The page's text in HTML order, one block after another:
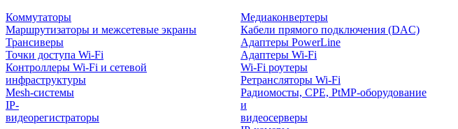
Коммутаторы
Маршрутизаторы и межсетевые экраны
Трансиверы
Медиаконвертеры
Кабели прямого подключения (DAC)
Адаптеры PowerLine
Точки доступа Wi-Fi
Контроллеры Wi-Fi и сетевой
инфраструктуры
Mesh-системы
Адаптеры Wi-Fi
Wi-Fi роутеры
Ретрансляторы Wi-Fi
Радиомосты, CPE, PtMP-оборудование
IP-
видеорегистраторы
и
видеосерверы